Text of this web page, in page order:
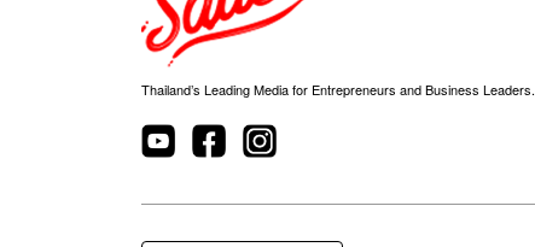
Thailand’s Leading Media for Entrepreneurs and Business Leaders.